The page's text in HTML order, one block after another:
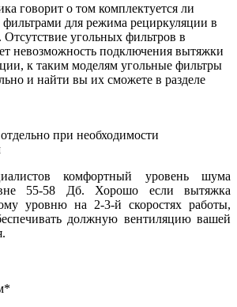
говорит о том комплектуется ли
для режима рециркуляции в
Отсутствие угольных фильтров в
невозможность подключения вытяжки
к таким моделям угольные фильтры
и найти вы их сможете в разделе
при необходимости
комфортный уровень шума
55-58 Дб. Хорошо если вытяжка
уровню на 2-3-й скоростях работы,
должную вентиляцию вашей